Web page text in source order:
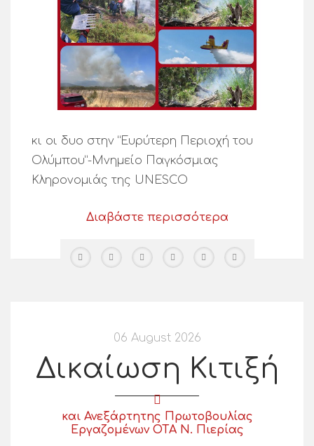
κι οι δυο στην “Ευρύτερη Περιοχή του
Ολύμπου”-Μνημείο Παγκόσμιας
Κληρονομιάς της UNESCO
Διαβάστε περισσότερα
06 August 2026
Δικαίωση Κιτιξή
και Ανεξάρτητης Πρωτοβουλίας
Εργαζομένων ΟΤΑ Ν. Πιερίας